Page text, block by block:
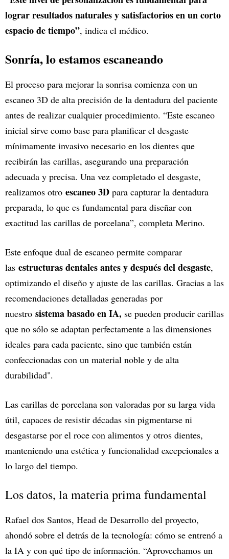
lograr resultados naturales y satisfactorios en un corto
espacio de tiempo”, indica el médico.
Sonría, lo estamos escaneando
El proceso para mejorar la sonrisa comienza con un
escaneo 3D de alta precisión de la dentadura del paciente
antes de realizar cualquier procedimiento. “Este escaneo
inicial sirve como base para planificar el desgaste
mínimamente invasivo necesario en los dientes que
recibirán las carillas, asegurando una preparación
adecuada y precisa. Una vez completado el desgaste,
realizamos otro escaneo 3D para capturar la dentadura
preparada, lo que es fundamental para diseñar con
exactitud las carillas de porcelana”, completa Merino.
Este enfoque dual de escaneo permite comparar
las estructuras dentales antes y después del desgaste,
optimizando el diseño y ajuste de las carillas. Gracias a las
recomendaciones detalladas generadas por
nuestro sistema basado en IA, se pueden producir carillas
que no sólo se adaptan perfectamente a las dimensiones
ideales para cada paciente, sino que también están
confeccionadas con un material noble y de alta
durabilidad".
Las carillas de porcelana son valoradas por su larga vida
útil, capaces de resistir décadas sin pigmentarse ni
desgastarse por el roce con alimentos y otros dientes,
manteniendo una estética y funcionalidad excepcionales a
lo largo del tiempo.
Los datos, la materia prima fundamental
Rafael dos Santos, Head de Desarrollo del proyecto,
ahondó sobre el detrás de la tecnología: cómo se entrenó a
la IA y con qué tipo de información. “Aprovechamos un